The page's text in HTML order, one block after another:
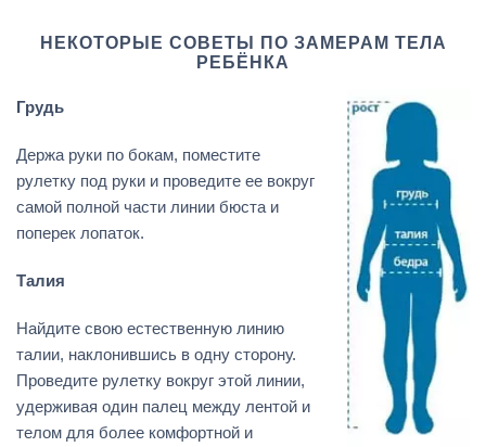
НЕКОТОРЫЕ СОВЕТЫ ПО ЗАМЕРАМ ТЕЛА
РЕБЁНКА
Грудь
Держа руки по бокам, поместите
рулетку под руки и проведите ее вокруг
самой полной части линии бюста и
поперек лопаток.
Талия
Найдите свою естественную линию
талии, наклонившись в одну сторону.
Проведите рулетку вокруг этой линии,
удерживая один палец между лентой и
телом для более комфортной и